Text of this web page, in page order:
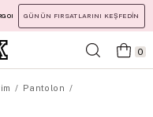
GÜNÜN FIRSATLARINI KEŞFEDİN
0
Pantolon